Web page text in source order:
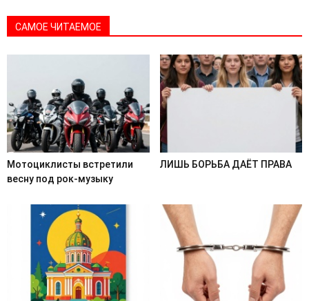
САМОЕ ЧИТАЕМОЕ
Мотоциклисты встретили
весну под рок-музыку
ЛИШЬ БОРЬБА ДАЁТ ПРАВА